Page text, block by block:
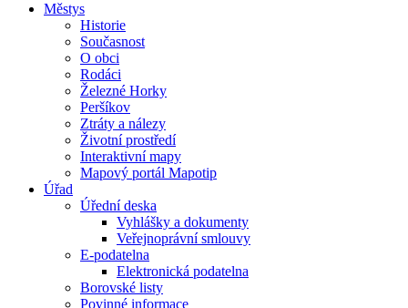
Městys
Historie
Současnost
O obci
Rodáci
Železné Horky
Peršíkov
Ztráty a nálezy
Životní prostředí
Interaktivní mapy
Mapový portál Mapotip
Úřad
Úřední deska
Vyhlášky a dokumenty
Veřejnoprávní smlouvy
E-podatelna
Elektronická podatelna
Borovské listy
Povinné informace